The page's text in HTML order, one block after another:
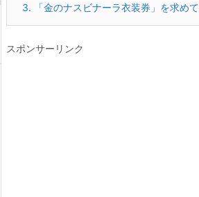
3. 「金のナスビナーラ衣装券」を求めて
スポンサーリンク